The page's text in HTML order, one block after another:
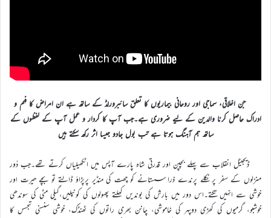
جن اخلاقی، سماجی اور روحانی بیماریوں کا تعلق سائبرورلڈ کے ساتھ ہے ان امراض کا فہم و
ادراک حاصل کرنا والدین کے لیے ضروری ہے۔جب آپ کا کردار و عمل آپ کے لفظوں کے
ساتھ ہم آہنگ ہوتا ہے تب بول جادو جیسا اثر رکھ سکتے ہیں
ڈیجیٹل انقلاب سے پہلے بچپن اور قدرتی شاہ پارے آپس میں اٹکھیلیاں کرتے تھے۔جب دُور
منزلوں کے سفر پر نکلے پرندے ذرا سستانے کو چھت کی منڈیر پرپڑاؤ ڈالتے تو بچے حیرت اور
خوشی سے انہیں تکتے۔اس دور میں بارش کی بوندیں کھلتے پھولوں کی کونپلیں،گیلی مٹی کی سوندھی
خوشبو، گرمیوں کی کھڑی دوپہر کی خاموشی، چانن بھری راتوں کی ٹھنڈک، خوشی سنسنی تجسس کا